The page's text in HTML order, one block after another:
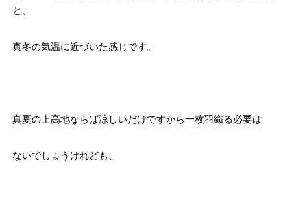
と、
真冬の気温に近づいた感じです。
真夏の上高地ならば涼しいだけですから一枚羽織る必要は
ないでしょうけれども、